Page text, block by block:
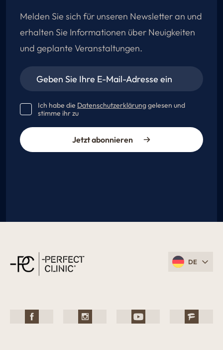
Melden Sie sich für unseren Newsletter an und
erhalten Sie Informationen über Neuigkeiten
und geplante Veranstaltungen.
Ich habe die Datenschutzerklärunggelesen und
stimme ihr zu
Jetzt abonnieren
DE